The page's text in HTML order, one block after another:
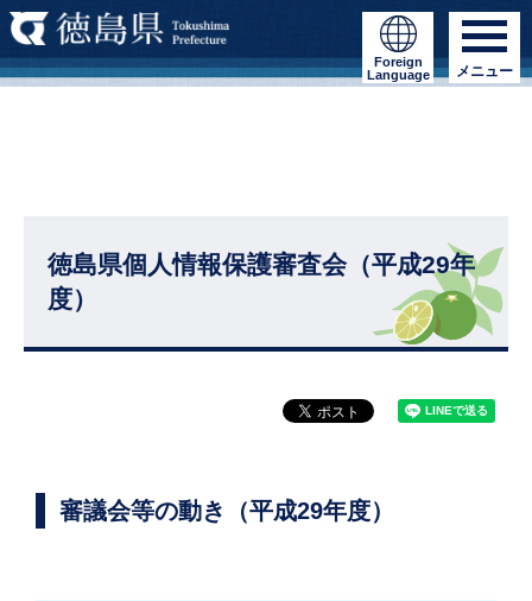
Foreign
Language
メニュー
徳島県個人情報保護審査会（平成29年
度）
審議会等の動き（平成29年度）